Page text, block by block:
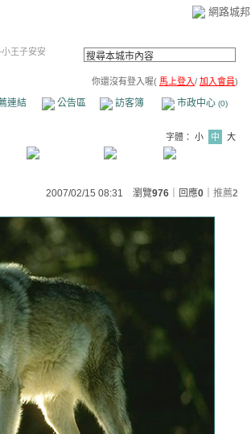
網路城邦
王子安安
你還沒有登入喔( 馬上登入/ 加入會員)
連結 公告區 訪客簿 市政中心 (0)
字體： 小 中 大
2007/02/15 08:31 瀏覽976 ｜回應0 推薦2